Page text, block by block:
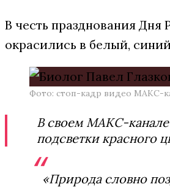
В честь празднования Дня
окрасились в бeлый,
Фото: стоп-кадр видео МАКС-
В своем МАКС-канале
подсветки красного
«Природа словно